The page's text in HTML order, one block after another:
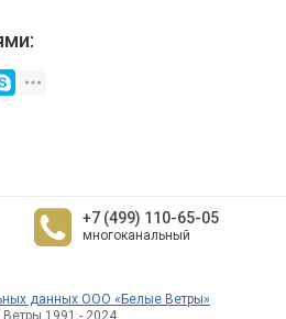
+7 (499) 110-65-05
многоканальный
данных ООО «Белые Ветры»
1991 - 2024